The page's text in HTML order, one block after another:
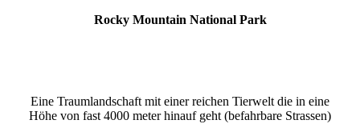
Rocky Mountain National Park
Eine Traumlandschaft mit einer reichen Tierwelt die in eine
Höhe von fast 4000 meter hinauf geht (befahrbare Strassen)